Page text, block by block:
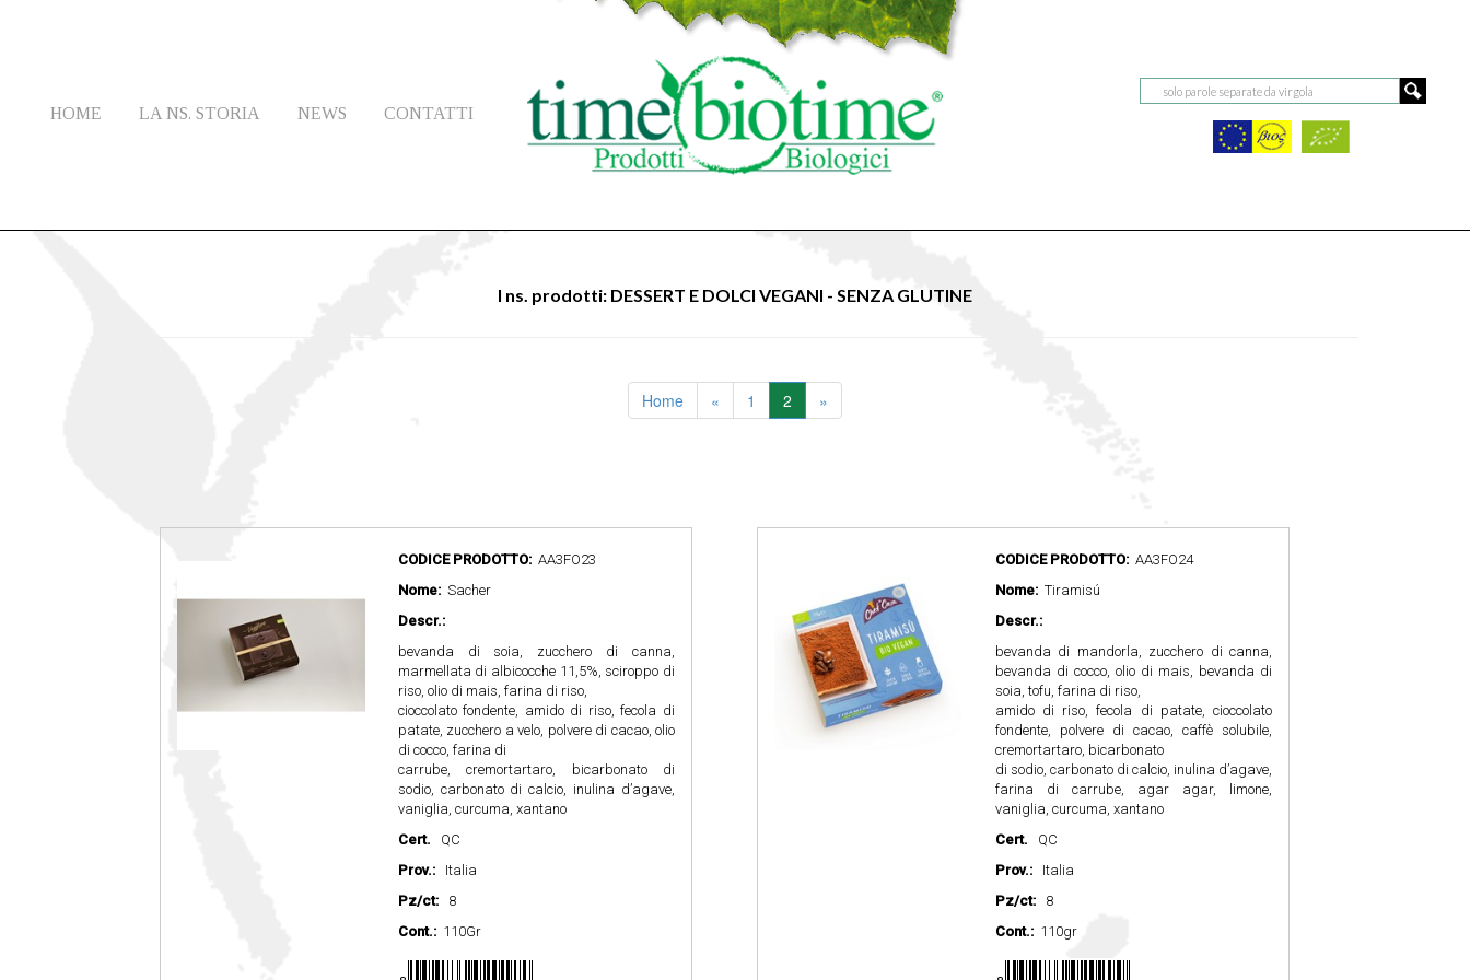
HOME LA NS. STORIA NEWS CONTATTI
I ns. prodotti: DESSERT E DOLCI VEGANI - SENZA GLUTINE
Home « 1 2 »
CODICE PRODOTTO:AA3FO23
Nome:Sacher
Descr.:
bevanda di soia, zucchero di canna,
marmellata di albicocche 11,5%, sciroppo di
riso, olio di mais, farina di riso,
cioccolato fondente, amido di riso, fecola di
patate, zucchero a velo, polvere di cacao, olio
di cocco, farina di
carrube, cremortartaro, bicarbonato di
sodio, carbonato di calcio, inulina d’agave,
vaniglia, curcuma, xantano
Cert. QC
Prov.:Italia
Pz/ct:8
Cont.:110Gr
CODICE PRODOTTO:AA3FO24
Nome:Tiramisú
Descr.:
bevanda di mandorla, zucchero di canna,
bevanda di cocco, olio di mais, bevanda di
soia, tofu, farina di riso,
amido di riso, fecola di patate, cioccolato
fondente, polvere di cacao, caffè solubile,
cremortartaro, bicarbonato
di sodio, carbonato di calcio, inulina d’agave,
farina di carrube, agar agar, limone,
vaniglia, curcuma, xantano
Cert. QC
Prov.:Italia
Pz/ct:8
Cont.:110gr